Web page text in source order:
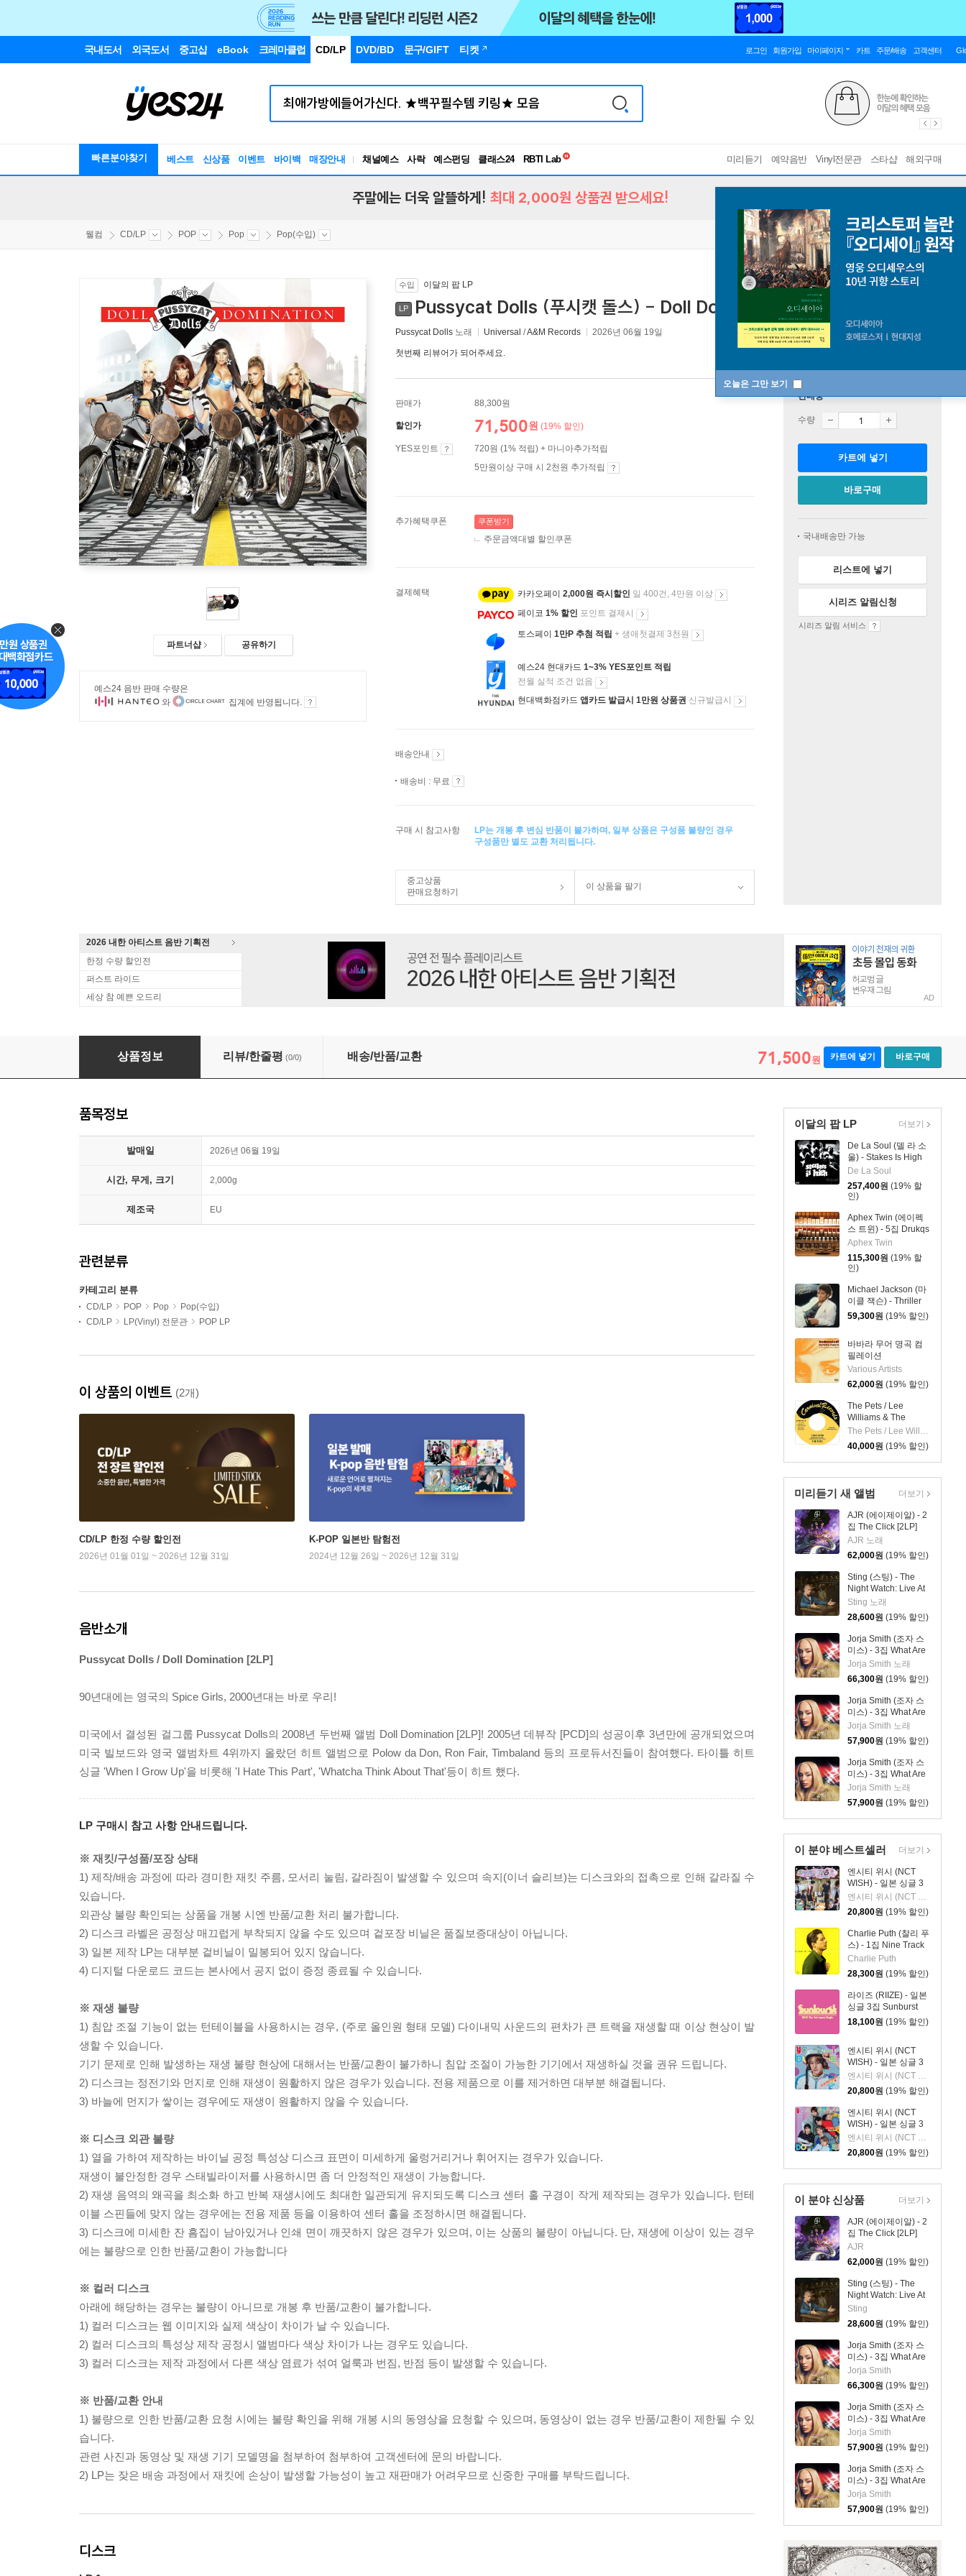
국내도서 외국도서 중고샵 eBook 크레마클럽 CD/LP DVD/BD 문구/GIFT 티켓 로그인 회원가입 마이페이지 카트 주문/배송 고객센터
빠른분야찾기 베스트 신상품 이벤트 바이백 매장안내 채널예스 사락 예스펀딩 클래스24
RBTI Lab
독서유형검사
미리듣기 예약음반 Vinyl전문관 스타샵 해외구매
오늘은 그만 보기
주말에는 더욱 알뜰하게! 최대 2,000원 상품권 받으세요!
웰컴 CD/LP POP Pop Pop(수입)
파트너샵 공유하기
예스24 음반 판매 수량은
와
집계에 반영됩니다.
수입 이달의 팝 LP
LP Pussycat Dolls (푸시캣 돌스) - Doll Domination [2LP]
Pussycat Dolls 노래 Universal /A&M Records 2026년 06월 19일
첫번째 리뷰어가 되어주세요.
판매가 88,300원
할인가 71,500원 (19% 할인)
YES포인트
720원 (1% 적립) + 마니아추가적립
5만원이상 구매 시 2천원 추가적립
추가혜택쿠폰 쿠폰받기
주문금액대별 할인쿠폰
결제혜택 카카오페이 2,000원 즉시할인 일 400건, 4만원 이상
페이코 1% 할인 포인트 결제시
토스페이 1만P 추첨 적립 + 생애첫결제 3천원
예스24 현대카드 1~3% YES포인트 적립
전월 실적 조건 없음
현대백화점카드 앱카드 발급시 1만원 상품권 신규발급시
배송안내
배송비 : 무료
구매 시 참고사항
LP는 개봉 후 변심 반품이 불가하며, 일부 상품은 구성품 불량인 경우
구성품만 별도 교환 처리됩니다.
중고상품
판매요청하기
이 상품을 팔기
판매중
수량
카트에 넣기
바로구매
국내배송만 가능
리스트에 넣기
시리즈 알림신청
시리즈 알림 서비스
2026 내한 아티스트 음반 기획전
한정 수량 할인전
퍼스트 라이드
세상 참 예쁜 오드리
AD
Pussycat Dolls (푸시캣 돌스) - Doll Domination [2LP]
상품정보 리뷰/한줄평 (0/0) 배송/반품/교환 71,500원 카트에 넣기 바로구매
이달의 팝 LP
De La Soul (델 라 소
울) - Stakes Is High
[컬러 4LP]
De La Soul
257,400원 (19% 할
인)
Aphex Twin (에이펙
스 트윈) - 5집 Drukqs
[4LP]
Aphex Twin
115,300원 (19% 할
인)
Michael Jackson (마
이클 잭슨) - Thriller
[레드 앤 블랙 마블
59,300원 (19% 할인)
바바라 무어 명곡 컴
필레이션
(Bedazzled! Barbara
Moore TV, Film And
Studio Work 1965–
81) [2LP]
Various Artists
62,000원 (19% 할인)
The Pets / Lee
Williams & The
Cymbals - I Say
Yeah / It's Everything
About You I Love [7
인치 Vinyl]
The Pets / Lee Williams & The Cymbals
40,000원 (19% 할인)
더보기
미리듣기 새 앨범
AJR (에이제이알) - 2
집 The Click [2LP]
AJR 노래
62,000원 (19% 할인)
Sting (스팅) - The
Night Watch: Live At
The Rijksmuseum
Sting 노래
28,600원 (19% 할인)
Jorja Smith (조자 스
미스) - 3집 What Are
The Odds [스플래터
컬러 LP]
Jorja Smith 노래
66,300원 (19% 할인)
Jorja Smith (조자 스
미스) - 3집 What Are
The Odds [심플 오렌
지 컬러 LP]
Jorja Smith 노래
57,900원 (19% 할인)
Jorja Smith (조자 스
미스) - 3집 What Are
The Odds [심플 바이
올렛 컬러 LP]
Jorja Smith 노래
57,900원 (19% 할인)
더보기
이 분야 베스트셀러
엔시티 위시 (NCT
WISH) - 일본 싱글 3
집 YO-I-DON! / BOY
MEETS GIRL [통상판
BOY MEETS GIRL
Ver.]
엔시티 위시 (NCT WISH)
20,800원 (19% 할인)
Charlie Puth (찰리 푸
스) - 1집 Nine Track
Mind [LP]
Charlie Puth
28,300원 (19% 할인)
라이즈 (RIIZE) - 일본
싱글 3집 Sunburst
[INITIAL PRESS]
18,100원 (19% 할인)
엔시티 위시 (NCT
WISH) - 일본 싱글 3
집 YO-I-DON! / BOY
MEETS GIRL [YUSHI
Ver.]
엔시티 위시 (NCT WISH)
20,800원 (19% 할인)
엔시티 위시 (NCT
WISH) - 일본 싱글 3
집 YO-I-DON! / BOY
MEETS GIRL [통상판
YO-I-DON! Ver.]
엔시티 위시 (NCT WISH)
20,800원 (19% 할인)
더보기
이 분야 신상품
AJR (에이제이알) - 2
집 The Click [2LP]
AJR
62,000원 (19% 할인)
Sting (스팅) - The
Night Watch: Live At
The Rijksmuseum
Sting
28,600원 (19% 할인)
Jorja Smith (조자 스
미스) - 3집 What Are
The Odds [스플래터
컬러 LP]
Jorja Smith
66,300원 (19% 할인)
Jorja Smith (조자 스
미스) - 3집 What Are
The Odds [심플 오렌
지 컬러 LP]
Jorja Smith
57,900원 (19% 할인)
Jorja Smith (조자 스
미스) - 3집 What Are
The Odds [심플 바이
올렛 컬러 LP]
Jorja Smith
57,900원 (19% 할인)
더보기
품목정보
발매일 2026년 06월 19일
시간, 무게, 크기 2,000g
제조국 EU
관련분류
카테고리 분류
CD/LP POP Pop
Pop(수입)
CD/LP
LP(Vinyl) 전문관 POP LP
이 상품의 이벤트 (2개)
CD/LP 한정 수량 할인전
2026년 01월 01일 ~ 2026년 12월 31일
K-POP 일본반 탐험전
2024년 12월 26일 ~ 2026년 12월 31일
음반소개
Pussycat Dolls / Doll Domination [2LP]
90년대에는 영국의 Spice Girls, 2000년대는 바로 우리!
미국에서 결성된 걸그룹 Pussycat Dolls의 2008년 두번째 앨범 Doll Domination [2LP]! 2005년 데뷰작 [PCD]의 성공이후 3년만에 공개되었으며
미국 빌보드와 영국 앨범차트 4위까지 올랐던 히트 앨범으로 Polow da Don, Ron Fair, Timbaland 등의 프로듀서진들이 참여했다. 타이틀 히트
싱글 'When I Grow Up'을 비롯해 'I Hate This Part', 'Whatcha Think About That'등이 히트 했다.
LP 구매시 참고 사항 안내드립니다.
※ 재킷/구성품/포장 상태
1) 제작/배송 과정에 따라 경미한 재킷 주름, 모서리 눌림, 갈라짐이 발생할 수 있으며 속지(이너 슬리브)는 디스크와의 접촉으로 인해 갈라질 수
있습니다.
외관상 불량 확인되는 상품을 개봉 시엔 반품/교환 처리 불가합니다.
2) 디스크 라벨은 공정상 매끄럽게 부착되지 않을 수도 있으며 겉포장 비닐은 품질보증대상이 아닙니다.
3) 일본 제작 LP는 대부분 겉비닐이 밀봉되어 있지 않습니다.
4) 디지털 다운로드 코드는 본사에서 공지 없이 증정 종료될 수 있습니다.
※ 재생 불량
1) 침압 조절 기능이 없는 턴테이블을 사용하시는 경우, (주로 올인원 형태 모델) 다이내믹 사운드의 편차가 큰 트랙을 재생할 때 이상 현상이 발
생할 수 있습니다.
기기 문제로 인해 발생하는 재생 불량 현상에 대해서는 반품/교환이 불가하니 침압 조절이 가능한 기기에서 재생하실 것을 권유 드립니다.
2) 디스크는 정전기와 먼지로 인해 재생이 원활하지 않은 경우가 있습니다. 전용 제품으로 이를 제거하면 대부분 해결됩니다.
3) 바늘에 먼지가 쌓이는 경우에도 재생이 원활하지 않을 수 있습니다.
※ 디스크 외관 불량
1) 열을 가하여 제작하는 바이닐 공정 특성상 디스크 표면이 미세하게 울렁거리거나 휘어지는 경우가 있습니다.
재생이 불안정한 경우 스태빌라이저를 사용하시면 좀 더 안정적인 재생이 가능합니다.
2) 재생 음역의 왜곡을 최소화 하고 반복 재생시에도 최대한 일관되게 유지되도록 디스크 센터 홀 구경이 작게 제작되는 경우가 있습니다. 턴테
이블 스핀들에 맞지 않는 경우에는 전용 제품 등을 이용하여 센터 홀을 조정하시면 해결됩니다.
3) 디스크에 미세한 잔 흠집이 남아있거나 인쇄 면이 깨끗하지 않은 경우가 있으며, 이는 상품의 불량이 아닙니다. 단, 재생에 이상이 있는 경우
에는 불량으로 인한 반품/교환이 가능합니다
※ 컬러 디스크
아래에 해당하는 경우는 불량이 아니므로 개봉 후 반품/교환이 불가합니다.
1) 컬러 디스크는 웹 이미지와 실제 색상이 차이가 날 수 있습니다.
2) 컬러 디스크의 특성상 제작 공정시 앨범마다 색상 차이가 나는 경우도 있습니다.
3) 컬러 디스크는 제작 과정에서 다른 색상 염료가 섞여 얼룩과 번짐, 반점 등이 발생할 수 있습니다.
※ 반품/교환 안내
1) 불량으로 인한 반품/교환 요청 시에는 불량 확인을 위해 개봉 시의 동영상을 요청할 수 있으며, 동영상이 없는 경우 반품/교환이 제한될 수 있
습니다.
관련 사진과 동영상 및 재생 기기 모델명을 첨부하여 첨부하여 고객센터에 문의 바랍니다.
2) LP는 잦은 배송 과정에서 재킷에 손상이 발생할 가능성이 높고 재판매가 어려우므로 신중한 구매를 부탁드립니다.
디스크